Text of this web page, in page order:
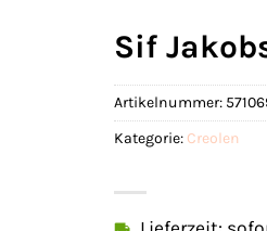
Sif
Artikelnummer:
Kategorie: Creolen